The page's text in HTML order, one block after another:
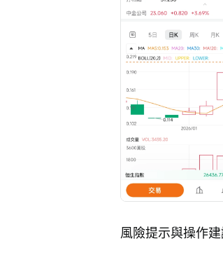
風險提示與操作